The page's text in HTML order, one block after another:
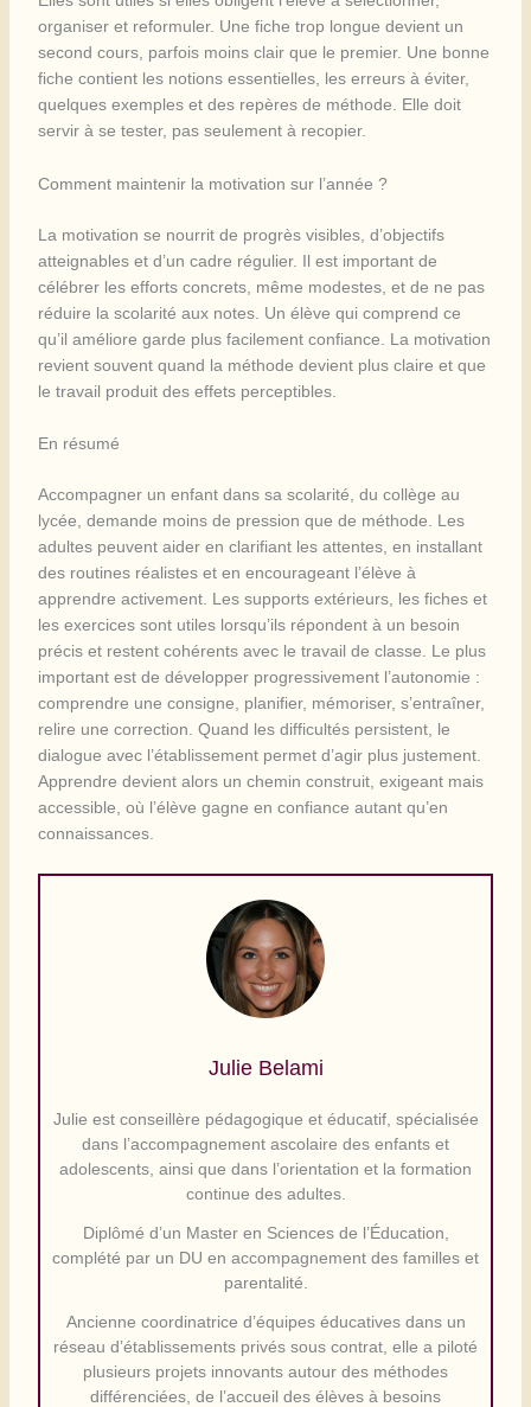
organiser et reformuler. Une fiche trop longue devient un
second cours, parfois moins clair que le premier. Une bonne
fiche contient les notions essentielles, les erreurs à éviter,
quelques exemples et des repères de méthode. Elle doit
servir à se tester, pas seulement à recopier.
Comment maintenir la motivation sur l’année ?
La motivation se nourrit de progrès visibles, d’objectifs
atteignables et d’un cadre régulier. Il est important de
célébrer les efforts concrets, même modestes, et de ne pas
réduire la scolarité aux notes. Un élève qui comprend ce
qu’il améliore garde plus facilement confiance. La motivation
revient souvent quand la méthode devient plus claire et que
le travail produit des effets perceptibles.
En résumé
Accompagner un enfant dans sa scolarité, du collège au
lycée, demande moins de pression que de méthode. Les
adultes peuvent aider en clarifiant les attentes, en installant
des routines réalistes et en encourageant l’élève à
apprendre activement. Les supports extérieurs, les fiches et
les exercices sont utiles lorsqu’ils répondent à un besoin
précis et restent cohérents avec le travail de classe. Le plus
important est de développer progressivement l’autonomie :
comprendre une consigne, planifier, mémoriser, s’entraîner,
relire une correction. Quand les difficultés persistent, le
dialogue avec l’établissement permet d’agir plus justement.
Apprendre devient alors un chemin construit, exigeant mais
accessible, où l’élève gagne en confiance autant qu’en
connaissances.
Julie Belami
Julie est conseillère pédagogique et éducatif, spécialisée
dans l’accompagnement ascolaire des enfants et
adolescents, ainsi que dans l’orientation et la formation
continue des adultes.
Diplômé d’un Master en Sciences de l’Éducation,
complété par un DU en accompagnement des familles et
parentalité.
Ancienne coordinatrice d’équipes éducatives dans un
réseau d’établissements privés sous contrat, elle a piloté
plusieurs projets innovants autour des méthodes
différenciées, de l’accueil des élèves à besoins